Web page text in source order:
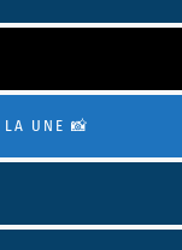
LA UNE 📸